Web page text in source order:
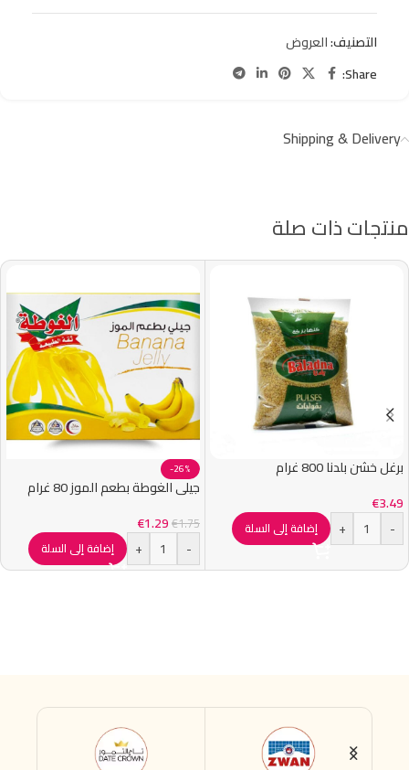
التصنيف:العروض
Share:
Shipping & Delivery
منتجات ذات صلة
برغل خشن بلدنا 800 غرام
€3.49
-
+ إضافة إلى السلة
-26%
جيلي الغوطة بطعم الموز 80 غرام
€1.75
€1.29
-
+ إضافة إلى السلة